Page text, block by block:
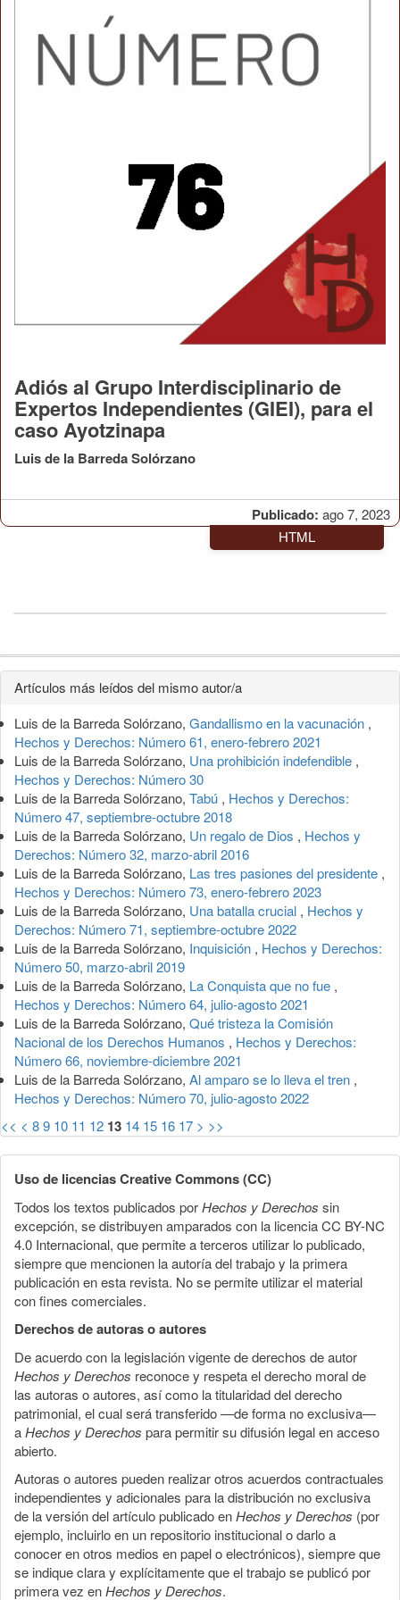
Publicado: ago 7, 2023
Adiós al Grupo Interdisciplinario de
Expertos Independientes (GIEI), para el
caso Ayotzinapa
Luis de la Barreda Solórzano
HTML
Detalles
del
artículo
Artículos más leídos del mismo autor/a
Luis de la Barreda Solórzano, Gandallismo en la vacunación ,
Hechos y Derechos: Número 61, enero-febrero 2021
Luis de la Barreda Solórzano, Una prohibición indefendible ,
Hechos y Derechos: Número 30
Luis de la Barreda Solórzano, Tabú , Hechos y Derechos:
Número 47, septiembre-octubre 2018
Luis de la Barreda Solórzano, Un regalo de Dios , Hechos y
Derechos: Número 32, marzo-abril 2016
Luis de la Barreda Solórzano, Las tres pasiones del presidente ,
Hechos y Derechos: Número 73, enero-febrero 2023
Luis de la Barreda Solórzano, Una batalla crucial , Hechos y
Derechos: Número 71, septiembre-octubre 2022
Luis de la Barreda Solórzano, Inquisición , Hechos y Derechos:
Número 50, marzo-abril 2019
Luis de la Barreda Solórzano, La Conquista que no fue ,
Hechos y Derechos: Número 64, julio-agosto 2021
Luis de la Barreda Solórzano, Qué tristeza la Comisión
Nacional de los Derechos Humanos , Hechos y Derechos:
Número 66, noviembre-diciembre 2021
Luis de la Barreda Solórzano, Al amparo se lo lleva el tren ,
Hechos y Derechos: Número 70, julio-agosto 2022
<< < 89 10 11 12 13 14 15 16 17 > >>
Uso de licencias Creative Commons (CC)
Todos los textos publicados porHechos y Derechos sin
excepción, se distribuyen amparados con la licencia CC BY-NC
4.0 Internacional, que permite a terceros utilizar lo publicado,
siempre que mencionen la autoría del trabajo y la primera
publicación en esta revista. No se permite utilizar el material
con fines comerciales.
Derechos de autoras o autores
De acuerdo con la legislación vigente de derechos de autor
Hechos y Derechos reconoce y respeta el derecho moral de
las autoras o autores, así como la titularidad del derecho
patrimonial, el cual será transferido —de forma no exclusiva—
aHechos y Derechos para permitir su difusión legal en acceso
abierto.
Autoras o autores pueden realizar otros acuerdos contractuales
independientes y adicionales para la distribución no exclusiva
de la versión del artículo publicado enHechos y Derechos (por
ejemplo, incluirlo en un repositorio institucional o darlo a
conocer en otros medios en papel o electrónicos), siempre que
se indique clara y explícitamente que el trabajo se publicó por
primera vez enHechos y Derechos.